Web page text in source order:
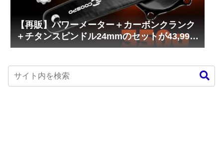
【再販】パワーメーター＋カーボンクランク
＋チタンスピンドル24mmのセットが43,999
円！